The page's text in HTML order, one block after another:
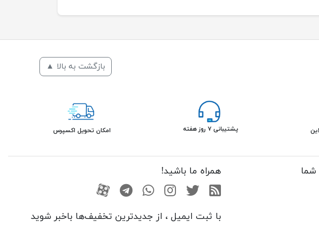
بازگشت به بالا ▲
پشتیبانی ۷ روز هفته امکان تحویل اکسپرس
همراه ما باشید!
RSS توییتراینستاگرام
واتساپتلگرامآپارات
با ثبت ایمیل ، از جدید‌ترین تخفیف‌ها با‌خبر شوید